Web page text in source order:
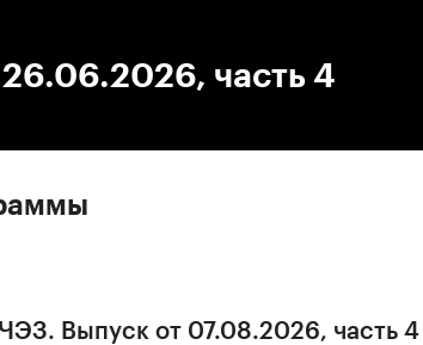
часть 4
ЧЭЗ. Выпуск от 07.08.2026, часть 4